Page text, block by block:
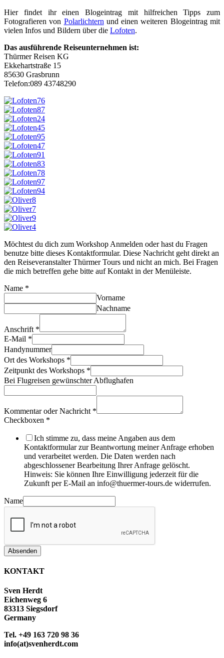
Hier findet ihr einen Blogeintrag mit hilfreichen Tipps zum
Fotografieren von Polarlichtern und einen weiteren Blogeintrag mit
vielen Infos und Bildern über die Lofoten.
Das ausführende Reiseunternehmen ist:
Thürmer Reisen KG
Ekkehartstraße 15
85630 Grasbrunn
Telefon:089 43748290
Möchtest du dich zum Workshop Anmelden oder hast du Fragen
benutze bitte dieses Kontaktformular. Diese Nachricht geht direkt an
den Reiseveranstalter Thürmer Tours und nicht an mich. Bei Fragen
die mich betreffen gehe bitte auf Kontakt in der Menüleiste.
Name *
Vorname
Nachname
Anschrift *
E-Mail *
Handynummer
Ort des Workshops *
Zeitpunkt des Workshops *
Bei Flugreisen gewünschter Abflughafen
Kommentar oder Nachricht *
Checkboxen *
Ich stimme zu, dass meine Angaben aus dem
Kontaktformular zur Beantwortung meiner Anfrage erhoben
und verarbeitet werden. Die Daten werden nach
abgeschlossener Bearbeitung Ihrer Anfrage gelöscht.
Hinweis: Sie können Ihre Einwilligung jederzeit für die
Zukunft per E-Mail an info@thuermer-tours.de widerrufen.
Name
Absenden
KONTAKT
Sven Herdt
Eichenweg 6
83313 Siegsdorf
Germany
Tel. +49 163 720 98 36
info(at)svenherdt.com